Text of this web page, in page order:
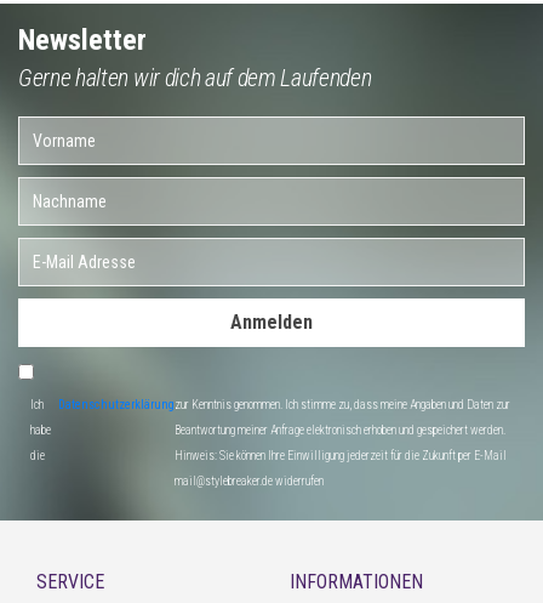
Newsletter
Gerne halten wir dich auf dem Laufenden
Anmelden
Ich
habe
die
Datenschutzerklärungzur Kenntnis genommen. Ich stimme zu, dass meine Angaben und Daten zur
Beantwortung meiner Anfrage elektronisch erhoben und gespeichert werden.
Hinweis: Sie können Ihre Einwilligung jederzeit für die Zukunft per E-Mail
mail@stylebreaker.de widerrufen
SERVICE INFORMATIONEN